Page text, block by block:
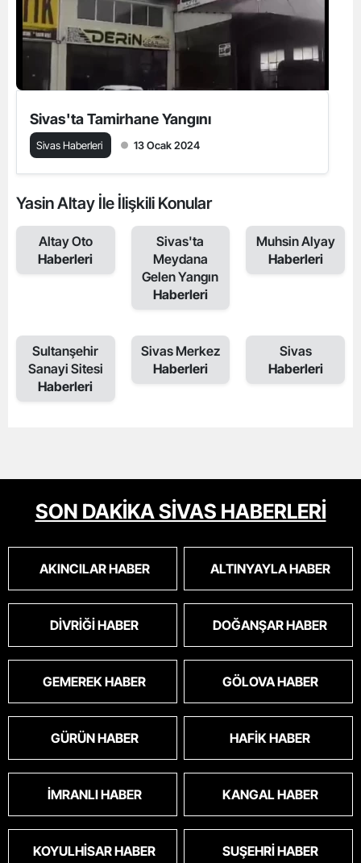
Sivas'ta Tamirhane Yangını
Sivas Haberleri 13 Ocak 2024
Yasin Altay İle İlişkili Konular
Altay Oto
Haberleri
Sivas'ta
Meydana
Gelen Yangın
Haberleri
Muhsin Alyay
Haberleri
Sultanşehir
Sanayi Sitesi
Haberleri
Sivas Merkez
Haberleri
Sivas
Haberleri
SON DAKİKA SİVAS HABERLERİ
AKINCILAR HABER ALTINYAYLA HABER
DIVRIĞI HABER DOĞANŞAR HABER
GEMEREK HABER GÖLOVA HABER
GÜRÜN HABER HAFIK HABER
İMRANLI HABER KANGAL HABER
KOYULHISAR HABER SUŞEHRI HABER